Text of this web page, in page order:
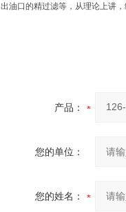
出油口的精过滤等，从理论上讲
产品：
您的单位：
您的姓名：